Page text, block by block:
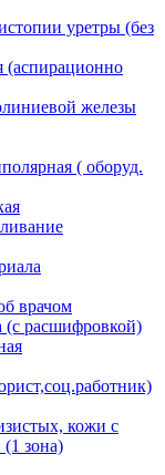
уретры (без
(аспирационно
железы
( оборуд.
врачом
(с расшифровкой)
кожи с
(1 зона)